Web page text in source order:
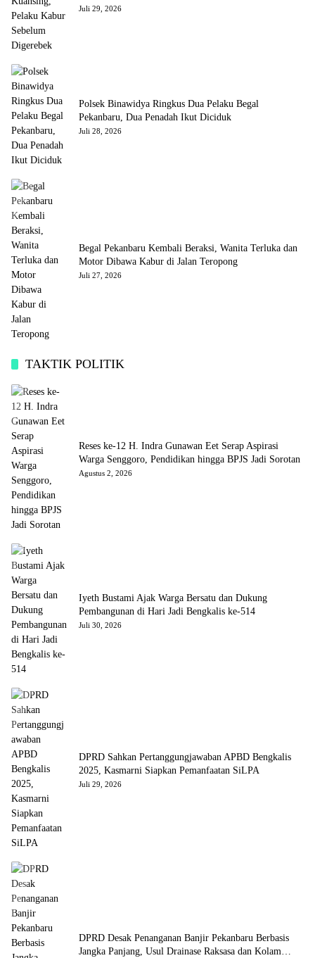
Juli 29, 2026
Polsek Binawidya Ringkus Dua Pelaku Begal
Pekanbaru, Dua Penadah Ikut Diciduk
Juli 28, 2026
Begal Pekanbaru Kembali Beraksi, Wanita Terluka dan
Motor Dibawa Kabur di Jalan Teropong
Juli 27, 2026
TAKTIK POLITIK
Reses ke-12 H. Indra Gunawan Eet Serap Aspirasi
Warga Senggoro, Pendidikan hingga BPJS Jadi Sorotan
Agustus 2, 2026
Iyeth Bustami Ajak Warga Bersatu dan Dukung
Pembangunan di Hari Jadi Bengkalis ke-514
Juli 30, 2026
DPRD Sahkan Pertanggungjawaban APBD Bengkalis
2025, Kasmarni Siapkan Pemanfaatan SiLPA
Juli 29, 2026
DPRD Desak Penanganan Banjir Pekanbaru Berbasis
Jangka Panjang, Usul Drainase Raksasa dan Kolam